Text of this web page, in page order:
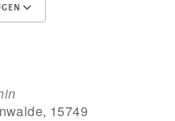
15749